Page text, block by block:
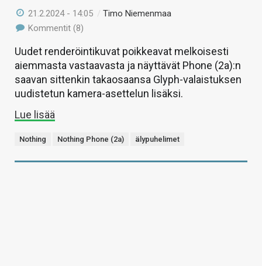
21.2.2024 - 14:05 /Timo Niemenmaa
Kommentit (8)
Uudet renderöintikuvat poikkeavat melkoisesti
aiemmasta vastaavasta ja näyttävät Phone (2a):n
saavan sittenkin takaosaansa Glyph-valaistuksen
uudistetun kamera-asettelun lisäksi.
Lue lisää
Nothing Nothing Phone (2a) älypuhelimet